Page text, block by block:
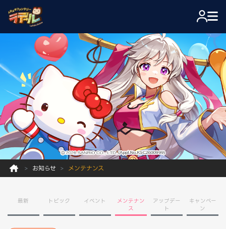
お知らせ メンテナンス
最新 トピック イベント
メンテナン
ス
アップデー
ト
キャンペー
ン